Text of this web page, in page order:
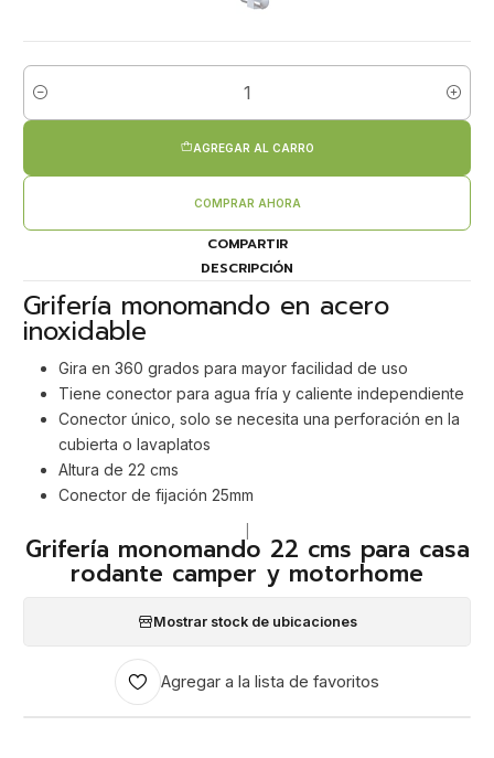
Cantidad
AGREGAR AL CARRO
COMPRAR AHORA
COMPARTIR
DESCRIPCIÓN
Grifería monomando en acero
inoxidable
Gira en 360 grados para mayor facilidad de uso
Tiene conector para agua fría y caliente independiente
Conector único, solo se necesita una perforación en la
cubierta o lavaplatos
Altura de 22 cms
Conector de fijación 25mm
Grifería monomando 22 cms para casa
rodante camper y motorhome
Mostrar stock de ubicaciones
Agregar a la lista de favoritos